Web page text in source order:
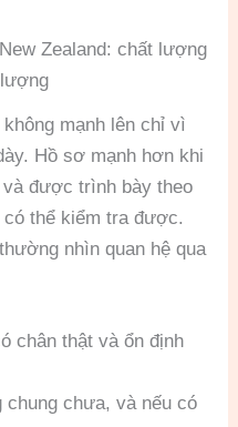
Zealand: chất lượng
mạnh lên chỉ vì
Hồ sơ mạnh hơn khi
được trình bày theo
thể kiểm tra được.
nhìn quan hệ qua
chân thật và ổn định
chung chưa, và nếu có